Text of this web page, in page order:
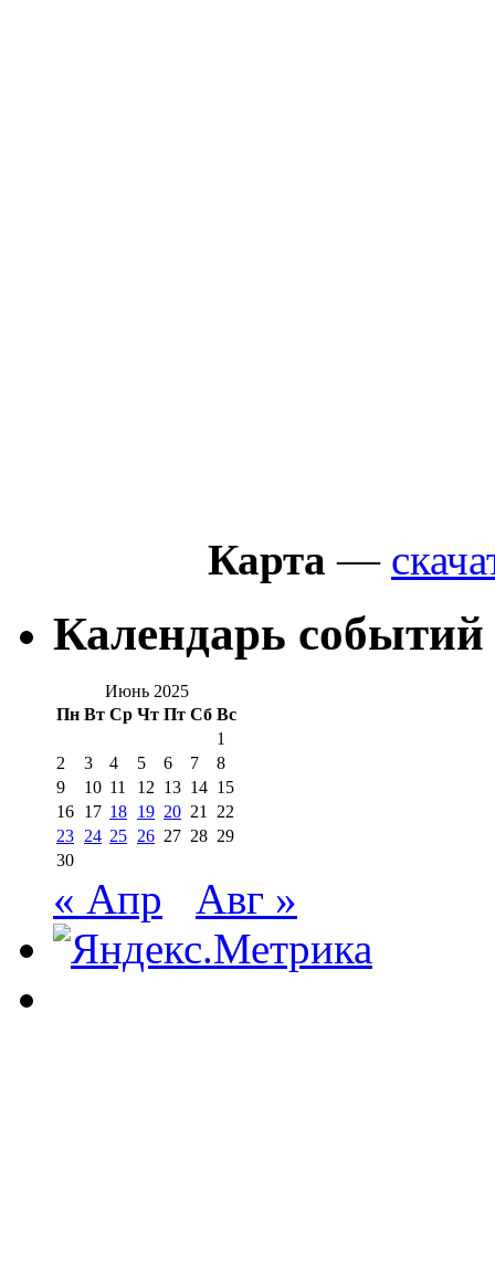
Карта —
Календарь событий
Июнь 2025
Пн Вт Ср Чт Пт Сб Вс
1
2
3 4 5 6 7
8
9
10 11 12 13 14 15
16 17 18 19 20 21 22
23 24 25 26 27 28 29
30
« Апр Авг »